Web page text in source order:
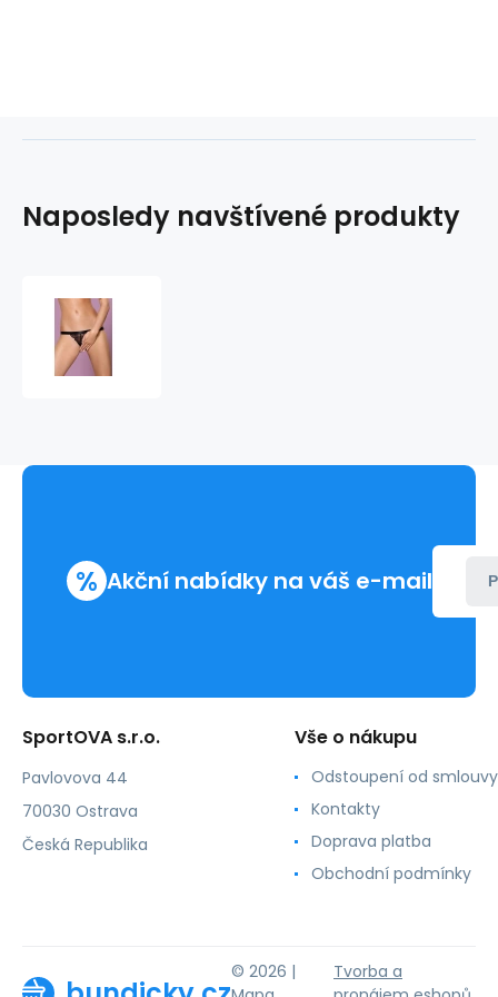
Naposledy navštívené produkty
% Akční nabídky na váš e-mail
SportOVA s.r.o.
Pavlovova 44
70030 Ostrava
Česká Republika
Vše o nákupu
Odstoupení od smlouvy
Kontakty
Doprava platba
Obchodní podmínky
© 2026 |
Tvorba a